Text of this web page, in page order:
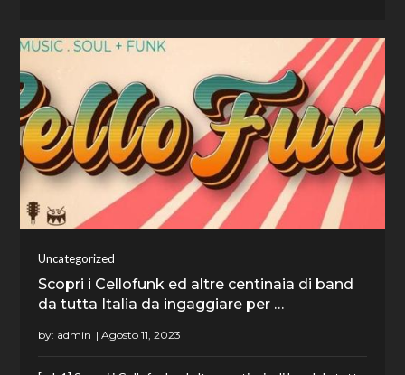
Uncategorized
Scopri i Cellofunk ed altre centinaia di band
da tutta Italia da ingaggiare per …
by: admin